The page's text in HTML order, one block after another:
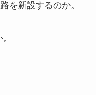
を新設するのか。